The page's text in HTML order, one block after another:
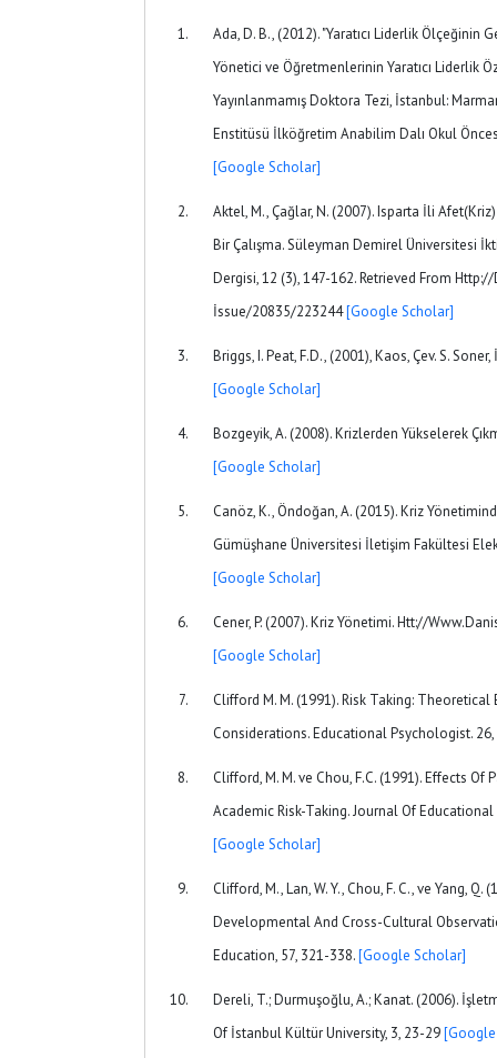
Ada, D. B., (2012). "Yaratıcı Liderlik Ölçeğinin
Yönetici ve Öğretmenlerinin Yaratıcı Liderlik
Yayınlanmamış Doktora Tezi, İstanbul:
Enstitüsü İlköğretim Anabilim Dalı Okul
[Google Scholar]
Aktel, M., Çağlar, N. (2007). Isparta İli
Bir Çalışma. Süleyman Demirel Üniversitesi
Dergisi, 12 (3), 147-162. Retrieved From
İssue/20835/223244[Google Scholar]
Briggs, I. Peat, F.D., (2001), Kaos, Çev. S.
[Google Scholar]
Bozgeyik, A. (2008). Krizlerden Yükselerek
[Google Scholar]
Canöz, K., Öndoğan, A. (2015). Kriz
Gümüşhane Üniversitesi İletişim Fakültesi
[Google Scholar]
Cener, P. (2007). Kriz Yönetimi. Htt://
[Google Scholar]
Clifford M. M. (1991). Risk Taking:
Considerations. Educational Psychologist.
Clifford, M. M. ve Chou, F.C. (1991). Effects
Academic Risk-Taking. Journal Of
[Google Scholar]
Clifford, M., Lan, W. Y., Chou, F. C., ve Yang, Q.
Developmental And Cross-Cultural
Education, 57, 321-338.[Google Scholar]
Dereli, T.; Durmuşoğlu, A.; Kanat. (2006).
Of İstanbul Kültür University, 3, 23-29